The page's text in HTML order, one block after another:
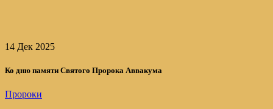
14 Дек 2025
Ко дню памяти Святого Пророка Аввакума
Пророки